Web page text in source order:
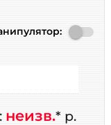
неизв.* р.